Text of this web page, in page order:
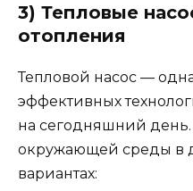
3) Тепловые
отопления
Тепловой насос —
эффективных
на сегодняшний
окружающей среды в
вариантах: